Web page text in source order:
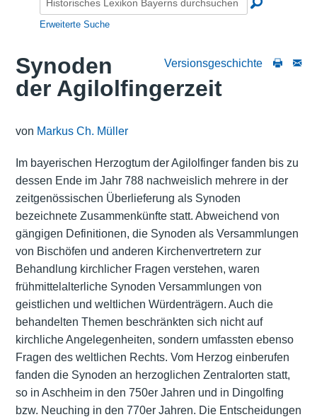
Erweiterte Suche
Versionsgeschichte
Synoden
der Agilolfingerzeit
von Markus Ch. Müller
Im bayerischen Herzogtum der Agilolfinger fanden bis zu
dessen Ende im Jahr 788 nachweislich mehrere in der
zeitgenössischen Überlieferung als Synoden
bezeichnete Zusammenkünfte statt. Abweichend von
gängigen Definitionen, die Synoden als Versammlungen
von Bischöfen und anderen Kirchenvertretern zur
Behandlung kirchlicher Fragen verstehen, waren
frühmittelalterliche Synoden Versammlungen von
geistlichen und weltlichen Würdenträgern. Auch die
behandelten Themen beschränkten sich nicht auf
kirchliche Angelegenheiten, sondern umfassten ebenso
Fragen des weltlichen Rechts. Vom Herzog einberufen
fanden die Synoden an herzoglichen Zentralorten statt,
so in Aschheim in den 750er Jahren und in Dingolfing
bzw. Neuching in den 770er Jahren. Die Entscheidungen